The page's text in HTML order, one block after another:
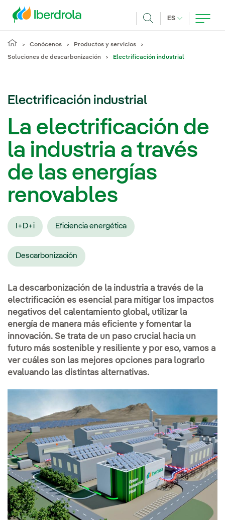
ES IDIOMA
Conócenos Productos y servicios
Soluciones de descarbonización Electrificación industrial
Electrificación industrial
La electrificación de
la industria a través
de las energías
renovables
I+D+i Eficiencia energética
Descarbonización
La descarbonización de la industria a través de la
electrificación es esencial para mitigar los impactos
negativos del calentamiento global, utilizar la
energía de manera más eficiente y fomentar la
innovación. Se trata de un paso crucial hacia un
futuro más sostenible y resiliente y por eso, vamos a
ver cuáles son las mejores opciones para lograrlo
evaluando las distintas alternativas.